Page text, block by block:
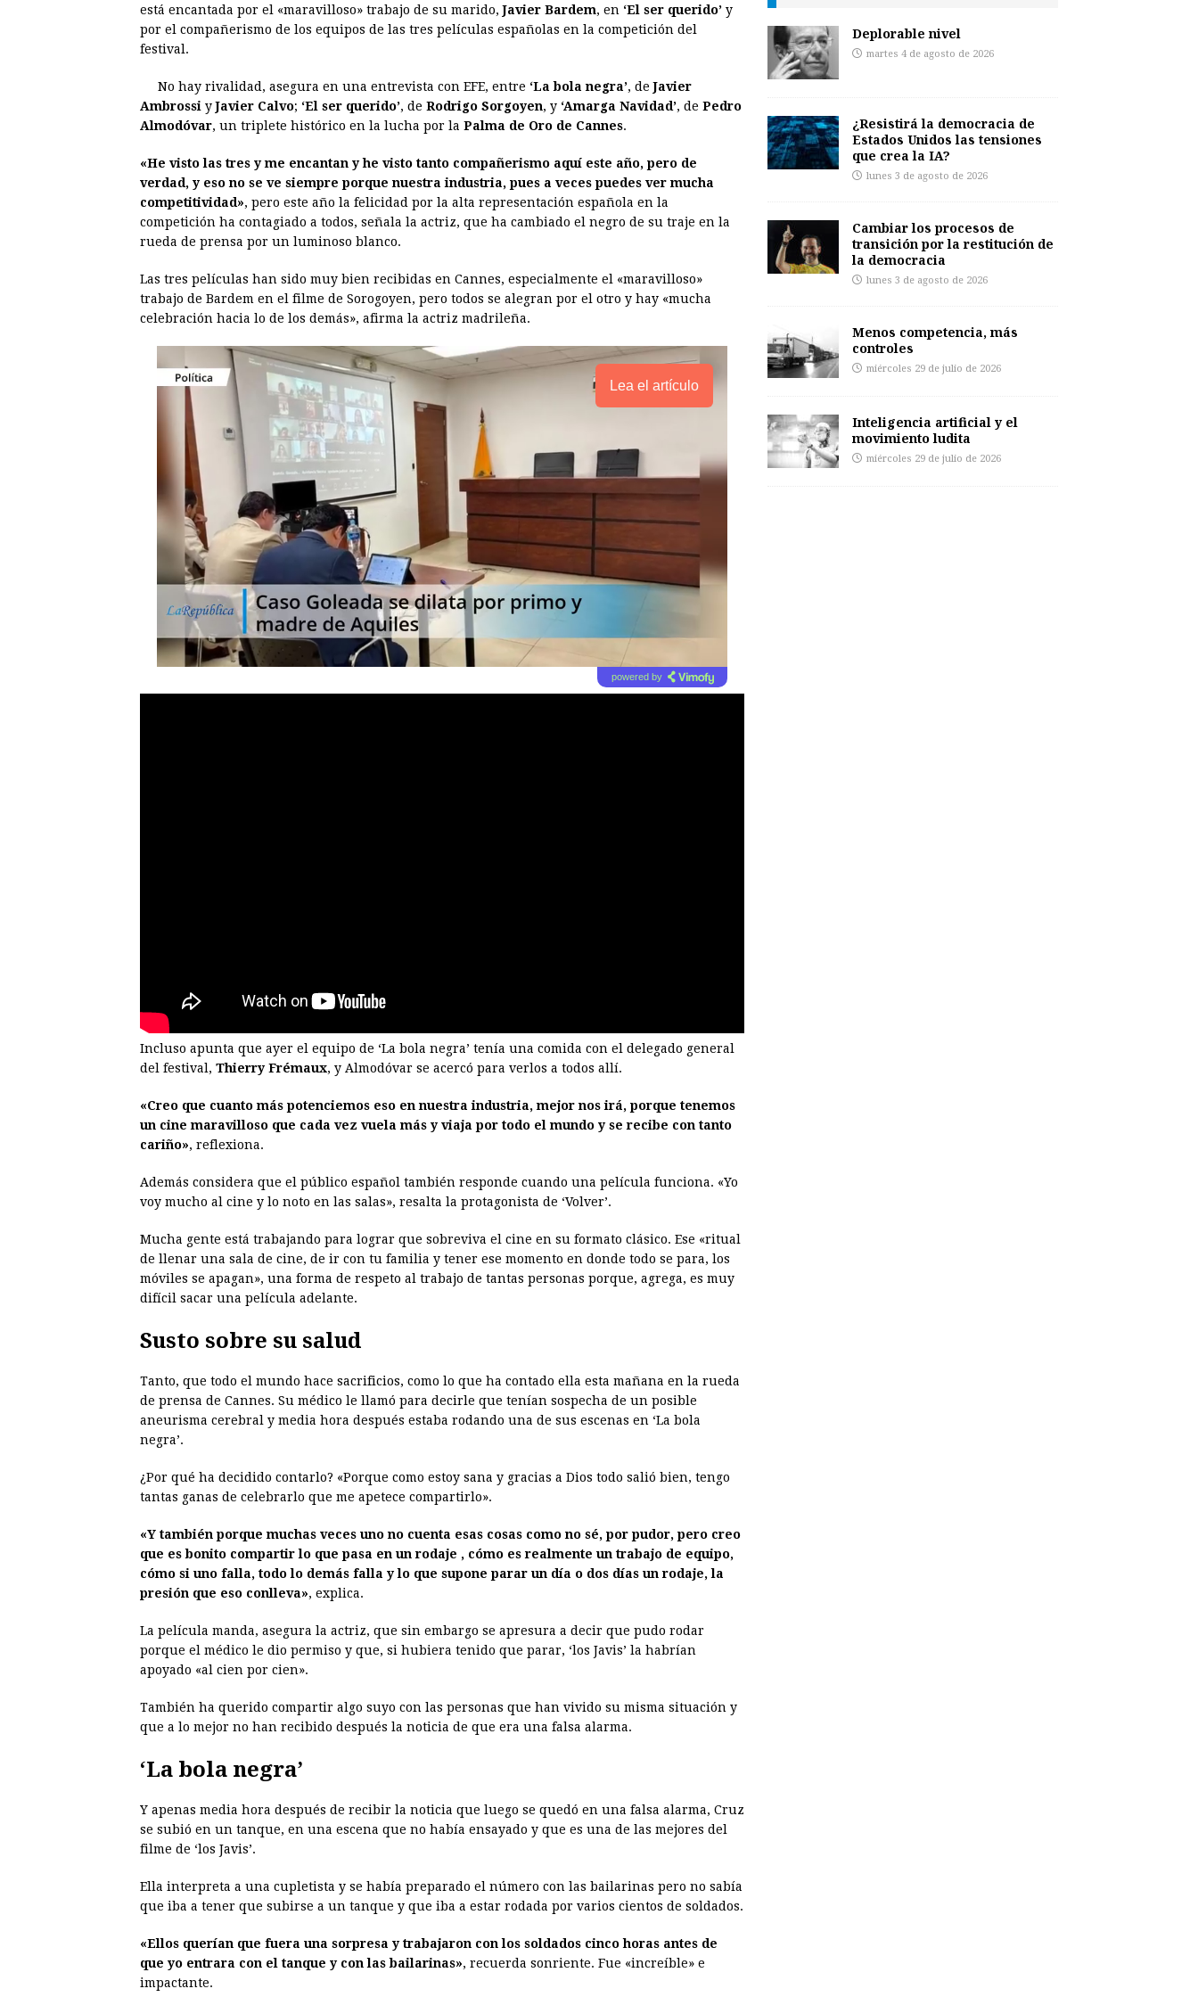
e
o
o
k
s
n
g
e
r
t
p
p
e
s
t
e
s
t
k
I
n
i
n
y
n
k
está encantada por el «maravilloso» trabajo de su marido,Javier Bardem, en ‘El ser querido’ y
por el compañerismo de los equipos de las tres películas españolas en la competición del
festival.
No hay rivalidad, asegura en una entrevista con EFE, entre ‘La bola negra’, deJavier
Ambrossi yJavier Calvo; ‘El ser querido’, de Rodrigo Sorgoyen, y ‘Amarga Navidad’, de Pedro
Almodóvar, un triplete histórico en la lucha por la Palma de Oro de Cannes.
«He visto las tres y me encantan y he visto tanto compañerismo aquí este año, pero de
verdad, y eso no se ve siempre porque nuestra industria, pues a veces puedes ver mucha
competitividad», pero este año la felicidad por la alta representación española en la
competición ha contagiado a todos, señala la actriz, que ha cambiado el negro de su traje en la
rueda de prensa por un luminoso blanco.
Las tres películas han sido muy bien recibidas en Cannes, especialmente el «maravilloso»
trabajo de Bardem en el filme de Sorogoyen, pero todos se alegran por el otro y hay «mucha
celebración hacia lo de los demás», afirma la actriz madrileña.
Lea el artículo
powered by
Incluso apunta que ayer el equipo de ‘La bola negra’ tenía una comida con el delegado general
del festival, Thierry Frémaux, y Almodóvar se acercó para verlos a todos allí.
«Creo que cuanto más potenciemos eso en nuestra industria, mejor nos irá, porque tenemos
un cine maravilloso que cada vez vuela más y viaja por todo el mundo y se recibe con tanto
cariño», reflexiona.
Además considera que el público español también responde cuando una película funciona. «Yo
voy mucho al cine y lo noto en las salas», resalta la protagonista de ‘Volver’.
Mucha gente está trabajando para lograr que sobreviva el cine en su formato clásico. Ese «ritual
de llenar una sala de cine, de ir con tu familia y tener ese momento en donde todo se para, los
móviles se apagan», una forma de respeto al trabajo de tantas personas porque, agrega, es muy
difícil sacar una película adelante.
Susto sobre su salud
Tanto, que todo el mundo hace sacrificios, como lo que ha contado ella esta mañana en la rueda
de prensa de Cannes. Su médico le llamó para decirle que tenían sospecha de un posible
aneurisma cerebral y media hora después estaba rodando una de sus escenas en ‘La bola
negra’.
¿Por qué ha decidido contarlo? «Porque como estoy sana y gracias a Dios todo salió bien, tengo
tantas ganas de celebrarlo que me apetece compartirlo».
«Y también porque muchas veces uno no cuenta esas cosas como no sé, por pudor, pero creo
que es bonito compartir lo que pasa en un rodaje , cómo es realmente un trabajo de equipo,
cómo si uno falla, todo lo demás falla y lo que supone parar un día o dos días un rodaje, la
presión que eso conlleva», explica.
La película manda, asegura la actriz, que sin embargo se apresura a decir que pudo rodar
porque el médico le dio permiso y que, si hubiera tenido que parar, ‘los Javis’ la habrían
apoyado «al cien por cien».
También ha querido compartir algo suyo con las personas que han vivido su misma situación y
que a lo mejor no han recibido después la noticia de que era una falsa alarma.
‘La bola negra’
Y apenas media hora después de recibir la noticia que luego se quedó en una falsa alarma, Cruz
se subió en un tanque, en una escena que no había ensayado y que es una de las mejores del
filme de ‘los Javis’.
Ella interpreta a una cupletista y se había preparado el número con las bailarinas pero no sabía
que iba a tener que subirse a un tanque y que iba a estar rodada por varios cientos de soldados.
«Ellos querían que fuera una sorpresa y trabajaron con los soldados cinco horas antes de
que yo entrara con el tanque y con las bailarinas», recuerda sonriente. Fue «increíble» e
impactante.
Deplorable nivel
martes 4 de agosto de 2026
¿Resistirá la democracia de
Estados Unidos las tensiones
que crea la IA?
lunes 3 de agosto de 2026
Cambiar los procesos de
transición por la restitución de
la democracia
lunes 3 de agosto de 2026
Menos competencia, más
controles
miércoles 29 de julio de 2026
Inteligencia artificial y el
movimiento ludita
miércoles 29 de julio de 2026